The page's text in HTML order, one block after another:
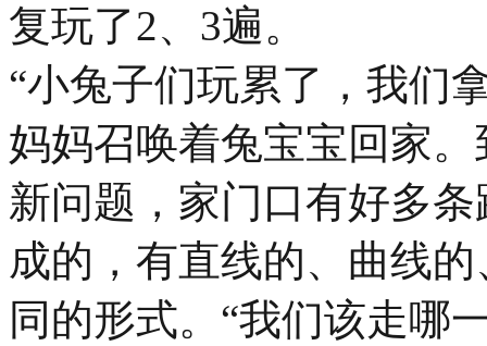
复玩了2、3遍。
“小兔子们玩累了，我们
妈妈召唤着兔宝宝回家
新问题，家门口有好多
成的，有直线的、曲线
同的形式。“我们该走哪